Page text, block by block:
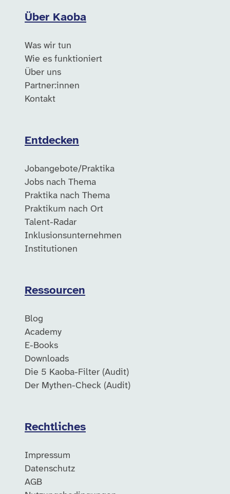
Über Kaoba
Was wir tun
Wie es funktioniert
Über uns
Partner:innen
Kontakt
Entdecken
Jobangebote/Praktika
Jobs nach Thema
Praktika nach Thema
Praktikum nach Ort
Talent-Radar
Inklusionsunternehmen
Institutionen
Ressourcen
Blog
Academy
E-Books
Downloads
Die 5 Kaoba-Filter (Audit)
Der Mythen-Check (Audit)
Rechtliches
Impressum
Datenschutz
AGB